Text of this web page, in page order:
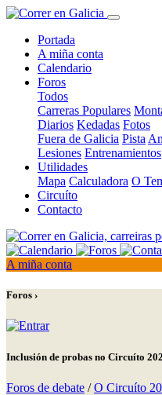
Portada
A miña conta
Calendario
Foros
Todos
Carreras Populares
Diarios Kedadas Fotos
Fuera de Galicia Pista
Lesiones Entrenamientos
Utilidades
Mapa Calculadora O
Circuíto
Contacto
A miña conta
Foros ›
Inclusión de probas no Circuíto
Foros de debate /O Circuíto